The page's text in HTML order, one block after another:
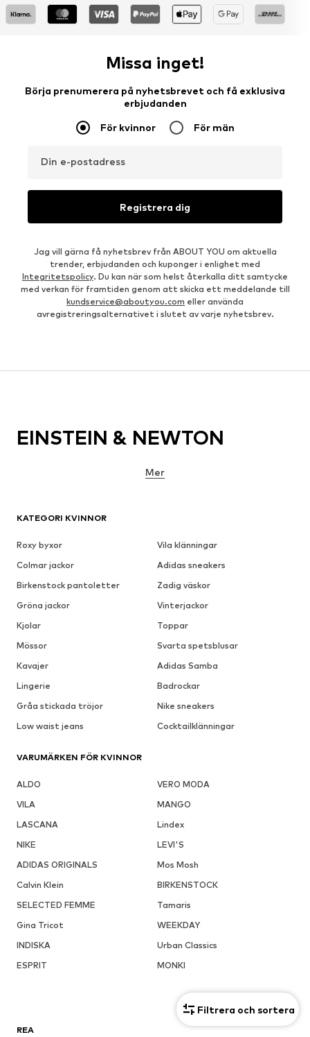
Filtrera och sortera
Missa inget!
Börja prenumerera på nyhetsbrevet och få exklusiva
erbjudanden
För kvinnor För män
Din e-postadress
Registrera dig
Jag vill gärna få nyhetsbrev från ABOUT YOU om aktuella
trender, erbjudanden och kuponger i enlighet med
Integritetspolicy. Du kan när som helst återkalla ditt samtycke
med verkan för framtiden genom att skicka ett meddelande till
kundservice@aboutyou.com eller använda
avregistreringsalternativet i slutet av varje nyhetsbrev.
KATEGORI KVINNOR
Roxy byxor
Vila klänningar
Colmar jackor
Adidas sneakers
Birkenstock pantoletter
Zadig väskor
Gröna jackor
Vinterjackor
Kjolar
Toppar
Mössor
Svarta spetsblusar
Kavajer
Adidas Samba
Lingerie
Badrockar
Gråa stickada tröjor
Nike sneakers
Low waist jeans
Cocktailklänningar
VARUMÄRKEN FÖR KVINNOR
ALDO
VERO MODA
VILA
MANGO
LASCANA
Lindex
NIKE
LEVI'S
ADIDAS ORIGINALS
Mos Mosh
Calvin Klein
BIRKENSTOCK
SELECTED FEMME
Tamaris
Gina Tricot
WEEKDAY
INDISKA
Urban Classics
ESPRIT
MONKI
REA
EINSTEIN & NEWTON
Mer